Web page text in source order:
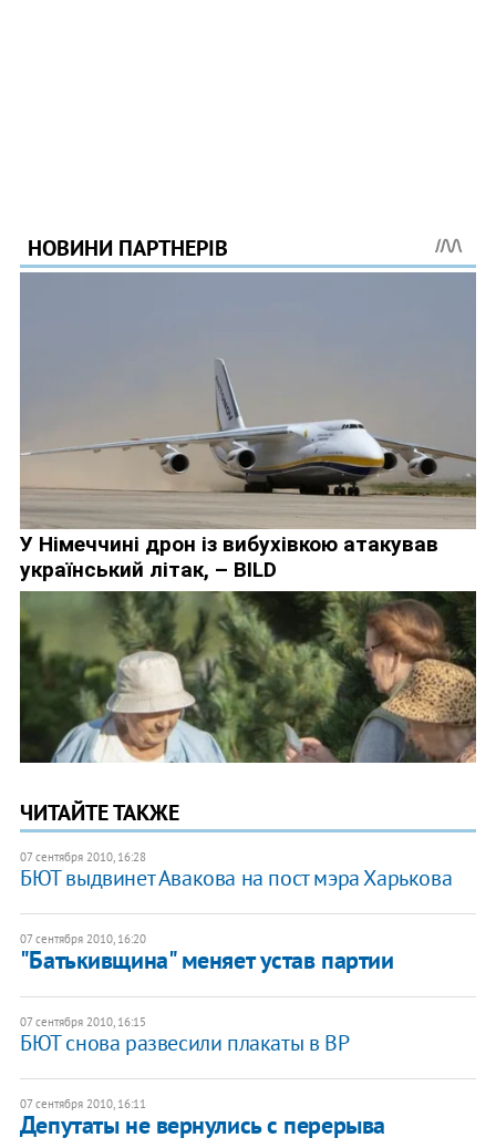
ЧИТАЙТЕ ТАКЖЕ
07 сентября 2010, 16:28
БЮТ выдвинет Авакова на пост мэра Харькова
07 сентября 2010, 16:20
"Батькивщина" меняет устав партии
07 сентября 2010, 16:15
БЮТ снова развесили плакаты в ВР
07 сентября 2010, 16:11
Депутаты не вернулись с перерыва